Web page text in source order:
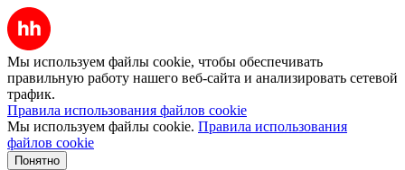
Мы используем файлы cookie, чтобы обеспечивать
правильную работу нашего веб-сайта и анализировать сетевой
трафик.
Правила использования файлов cookie
Мы используем файлы cookie. Правила использования
файлов cookie
Понятно